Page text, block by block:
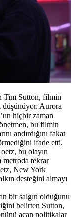
Tim Sutton, filmin
düşünüyor. Aurora
hiçbir zaman
bu filmin
andırdığını fakat
ifade etti.
bu olayın
metroda tekrar
New York
desteğini almayı
bir salgın olduğunu
belirten Sutton,
açan politikalar